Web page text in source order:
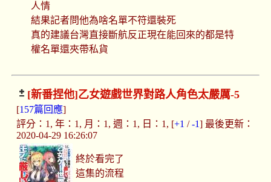
人情
結果記者問他為啥名單不符還裝死
真的建議台灣直接斷航反正現在能回來的都是特
權名單還夾帶私貨
[新番捏他]乙女遊戲世界對路人角色太嚴厲-5
[157篇回應]
評分：1, 年：1, 月：1, 週：1, 日：1, [+1 /-1] 最後更新：
2020-04-29 16:26:07
終於看完了
這集的流程